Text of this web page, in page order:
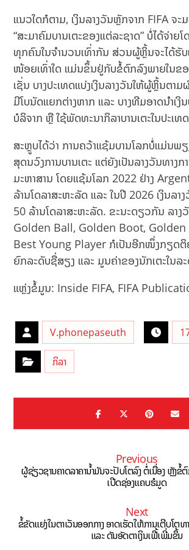
ແນວໃດກໍຕາມ, ເງິນລາງວັນຫຼັກຈາກ FIFA ຈະ
“ສະມາຄົມບານເຕະຂອງແຕ່ລະຊາດ” ບໍ່ໄດ້ຈ່າຍ
ທຸກຄົນໃນຈຳນວນເທົ່າກັນ ສ່ວນຜູ້ຫຼິ້ນຈະໄດ້ຮັບ
ໜ້ອຍເທົ່າໃດ ແມ່ນຂຶ້ນຢູ່ກັບຂໍ້ຕົກລົງພາຍໃນຂ
ເຊັ່ນ ບາງປະເທດແບ່ງເງິນລາງວັນໃຫ້ຜູ້ຫຼິ້ນຕາມ
ມີໂບນັດແຍກຕ່າງຫາກ ແລະ ບາງທີມອາດນຳເງິ
ບໍລິຈາກ ຫຼື ໃຊ້ພັດທະນາກິລາບານເຕະໃນປະເທ
ສະຫຼູບໄດ້ວ່າ ການຄວ້າແຊ້ມບານໂລກບໍ່ແມ່ນພ
ສຸດນວົງການບານເຕະ ແຕ່ຍັງເປັນລາງວັນທາງກ
ມະຫາສານ ໂດຍແຊ້ມໂລກ 2022 ຢ່າງ
ລ້ານໂດລາສະຫະລັດ ແລະ ໃນປີ 2026 ເງິນລາ
50 ລ້ານໂດລາສະຫະລັດ. ຂະນະດຽວກັນ ລາງ
Golden Ball, Golden Boot, Golden
Best Young Player ກໍເປັນອີກໜຶ່ງກຽດ
ຍົກລະດັບຊື່ສຽງ ແລະ ມູນຄ່າຂອງນັກເຕະໃນລ
ແຫຼ່ງຂໍ້ມູນ: Inside FIFA, FIFA
V.phonepaseuth
ກິລາ
Previous
ຜູ້ຊ່ຽວຊານຄາດລາຄານໍ້າມັນຈະປັບໂຕລົງ ຕໍ່ເນື່ອງ ຫຼັງຂໍ້
ເປີດຊ່ອງແຄບຮໍມູດ
Next
ຂໍ້ຂັດແຍ່ງໃນຕາເວັນອອກກາງ ອາດເຮັດໃຫ້ການເຕີບໂຕທ
ແລະ ດັນອັດຕາເງິນເຟີ້ເພີ່ມຂຶ້ນ